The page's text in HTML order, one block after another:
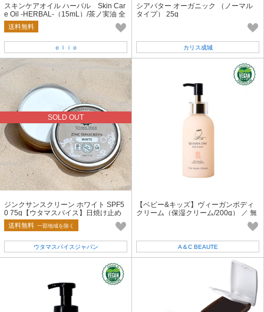
スキンケアオイル ハーバル Skin Car
e Oil -HERBAL-（15mL）/茶ノ実油 全
身用ケアオイル 保湿 無添加
送料無料
ｏｌｉｏ
シアバター オーガニック （ノーマル
タイプ） 25g
カリス成城
SOLD OUT
ジンクサンスクリーン ホワイト SPF5
0 75g【ウタマスパイス】日焼け止め
海用 川用 ナチュラル
送料無料 一部地域を除く
ウタマスパイスジャパン
【ベビー&キッズ】ヴィーガンボディ
クリーム（保湿クリーム/200g） ／ 無
A＆C BEAUTE